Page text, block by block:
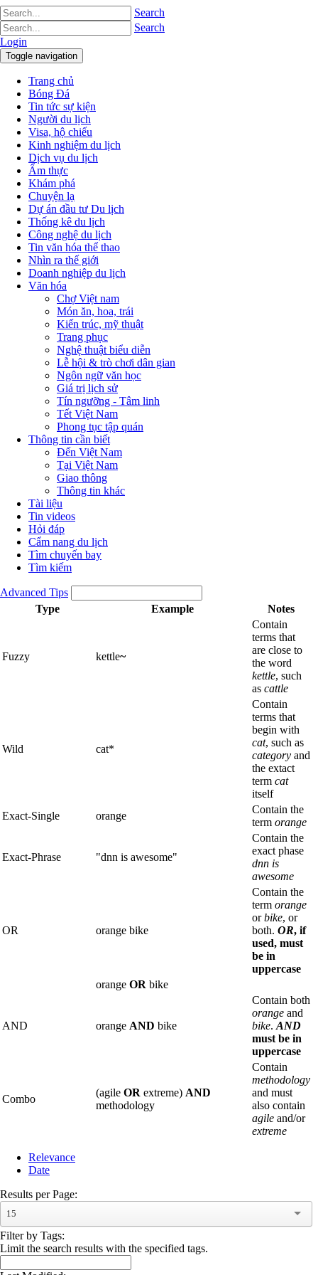
Search
Search
Login
Toggle navigation
Trang chủ
Bóng Đá
Tin tức sự kiện
Người du lịch
Visa, hộ chiếu
Kinh nghiệm du lịch
Dịch vụ du lịch
Ẩm thực
Khám phá
Chuyện lạ
Dự án đầu tư Du lịch
Thống kê du lịch
Công nghệ du lịch
Tin văn hóa thể thao
Nhìn ra thế giới
Doanh nghiệp du lịch
Văn hóa
Chợ Việt nam
Món ăn, hoa, trái
Kiến trúc, mỹ thuật
Trang phục
Nghệ thuật biểu diễn
Lễ hội & trò chơi dân gian
Ngôn ngữ văn học
Giá trị lịch sử
Tín ngưỡng - Tâm linh
Tết Việt Nam
Phong tục tập quán
Thông tin cần biết
Đến Việt Nam
Tại Việt Nam
Giao thông
Thông tin khác
Tài liệu
Tin videos
Hỏi đáp
Cẩm nang du lịch
Tìm chuyến bay
Tìm kiếm
Advanced Tips
Type
Example Notes
Fuzzy kettle~
Contain
terms that
are close to
the word
kettle, such
as cattle
Wild cat*
Contain
terms that
begin with
cat, such as
category and
the extact
term cat
itself
Exact-Single
orange
Contain the
term orange
Exact-Phrase "dnn is awesome"
Contain the
exact phase
dnn is
awesome
OR orange bike
Contain the
term orange
orbike, or
both. OR, if
used, must
be in
uppercase
orange OR bike
AND orange AND bike
Contain both
orange and
bike. AND
must be in
uppercase
Combo
(agile OR extreme) AND
methodology
Contain
methodology
and must
also contain
agile and/or
extreme
Relevance
Date
Results per Page:
15
Filter by Tags:
Limit the search results with the specified tags.